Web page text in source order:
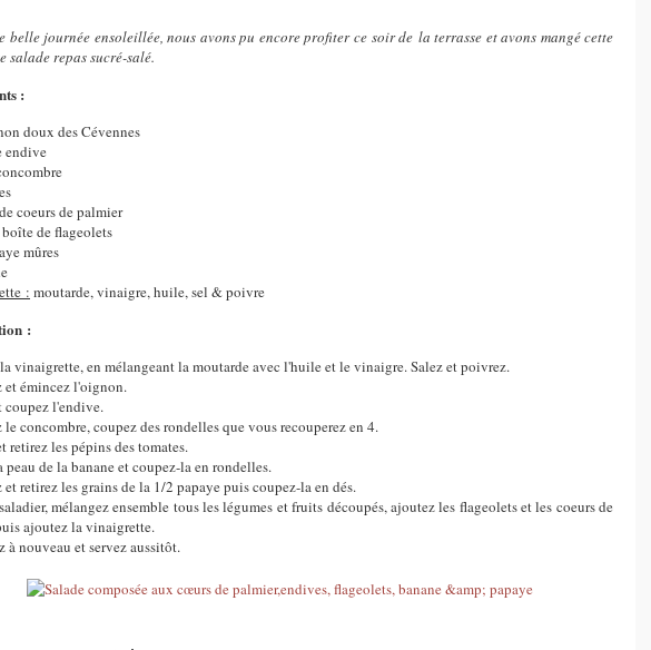
belle journée ensoleillée, nous avons pu encore profiter ce soir de la terrasse et avons mangé cette
salade repas sucré-salé.
:
doux des Cévennes
endive
coeurs de palmier
de flageolets
mûres
: moutarde, vinaigre, huile, sel & poivre
:
vinaigrette, en mélangeant la moutarde avec l'huile et le vinaigre. Salez et poivrez.
et émincez l'oignon.
coupez l'endive.
concombre, coupez des rondelles que vous recouperez en 4.
retirez les pépins des tomates.
peau de la banane et coupez-la en rondelles.
retirez les grains de la 1/2 papaye puis coupez-la en dés.
mélangez ensemble tous les légumes et fruits découpés, ajoutez les flageolets et les coeurs de
ajoutez la vinaigrette.
à nouveau et servez aussitôt.